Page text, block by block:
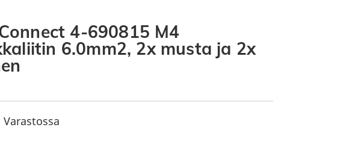
4-690815 M4
6.0mm2, 2x musta ja 2x
Varastossa